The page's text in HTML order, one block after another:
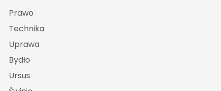
Prawo
Technika
Uprawa
Bydło
Ursus